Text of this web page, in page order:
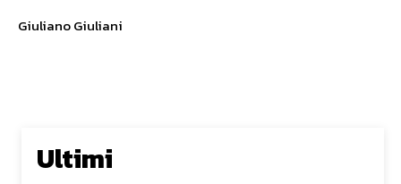
Giuliano Giuliani
Ultimi